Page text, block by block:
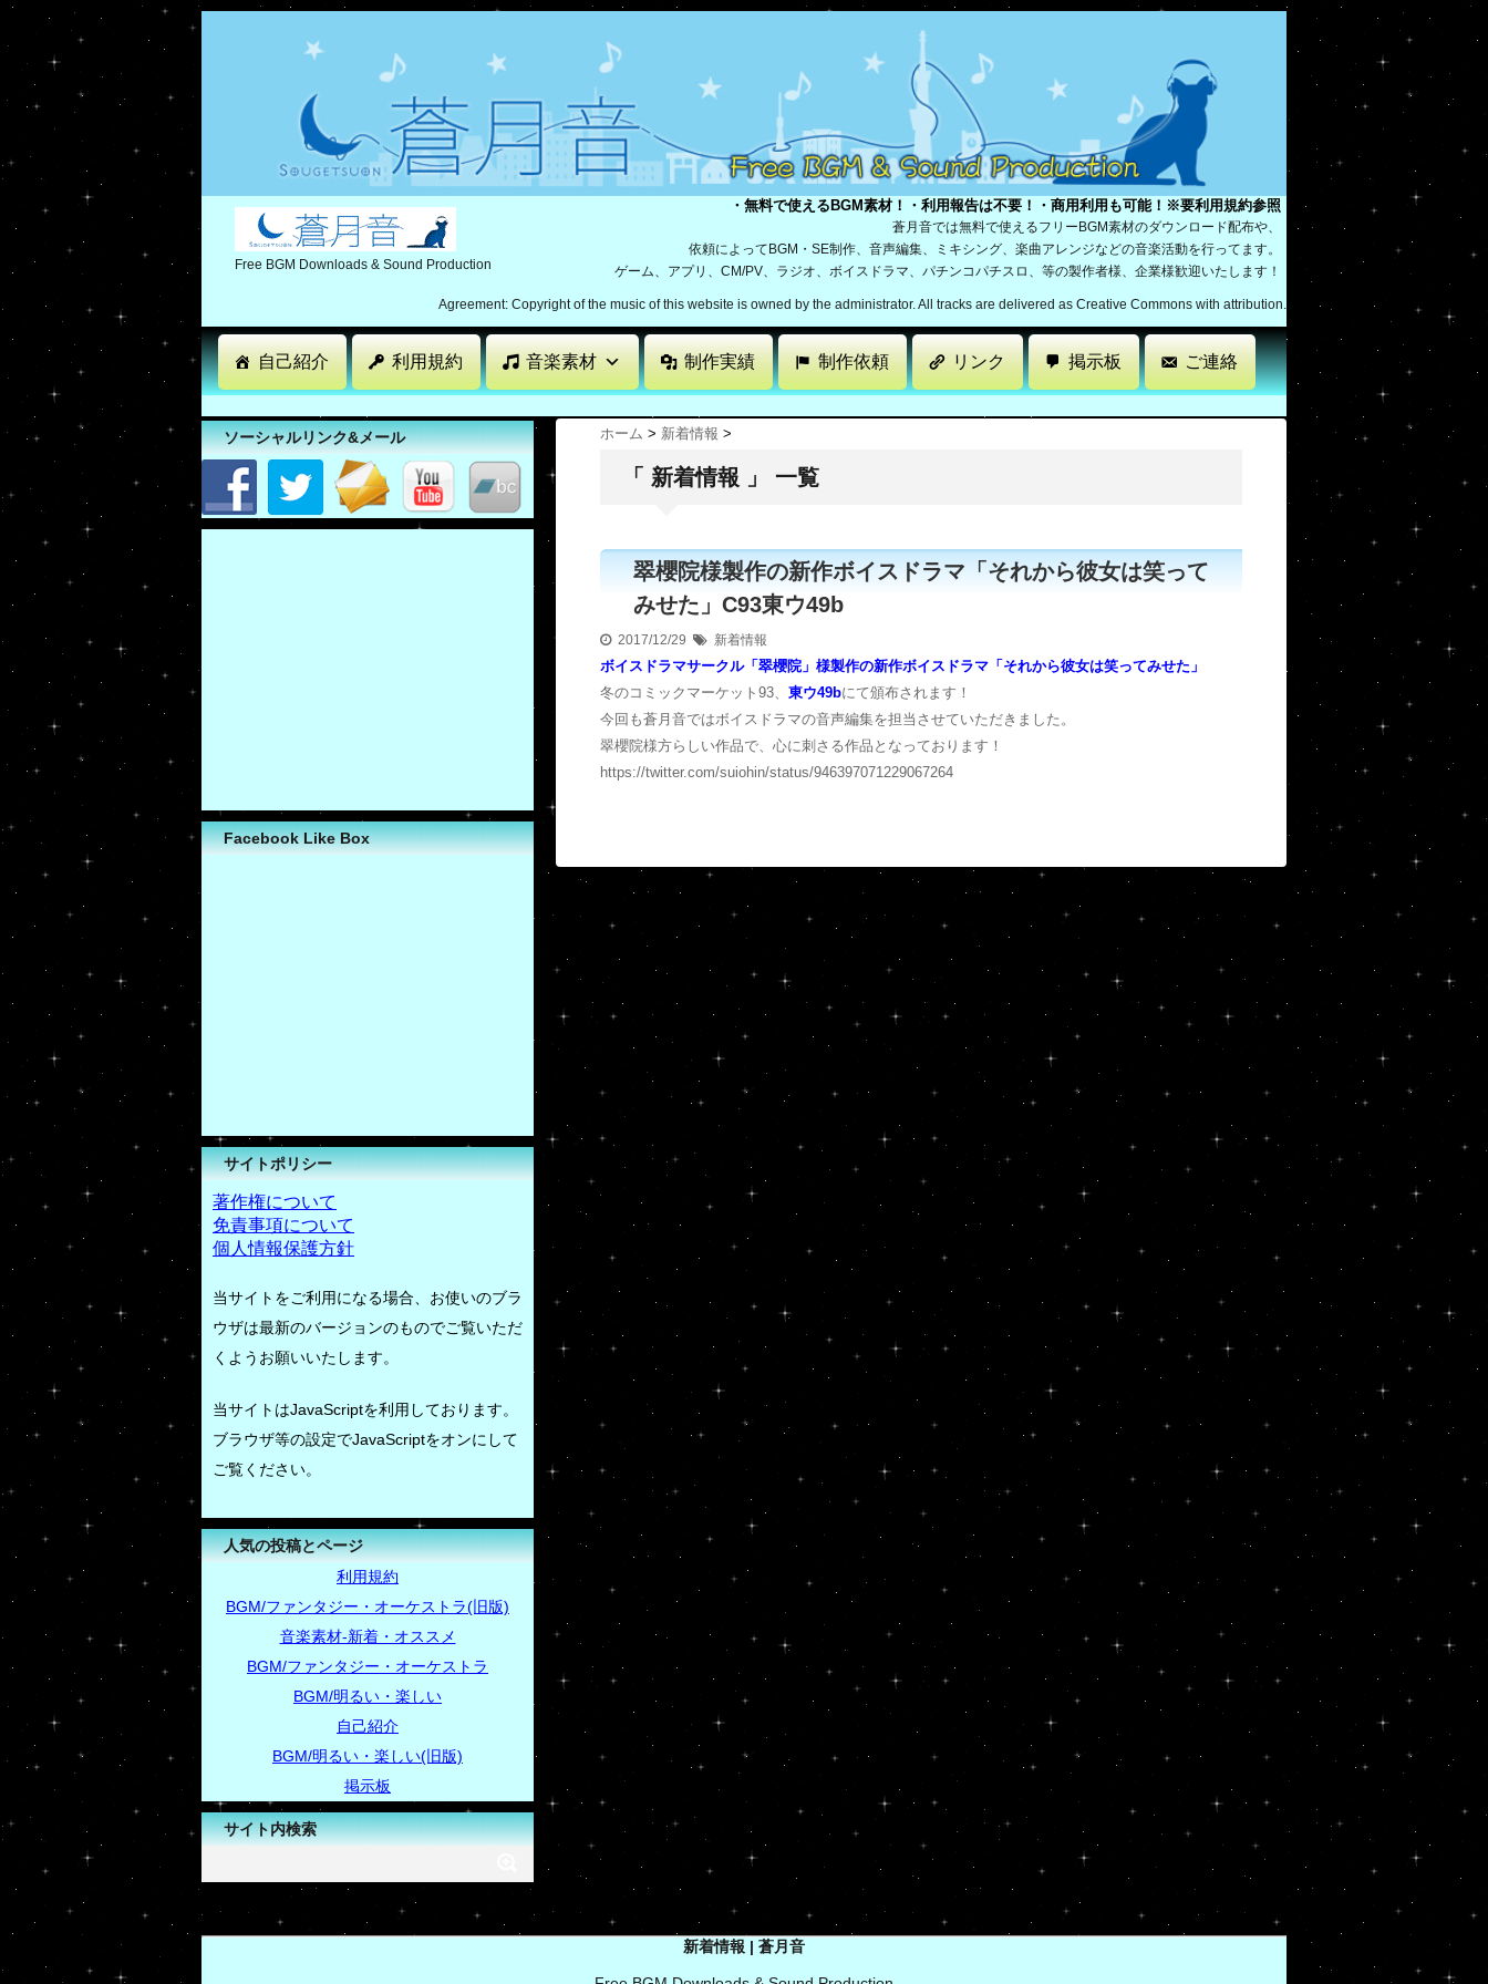
Free BGM Downloads & Sound Production
・無料で使えるBGM素材！・利用報告は不要！・商用利用も可能！※要利用規約参照
蒼月音では無料で使えるフリーBGM素材のダウンロード配布や、
依頼によってBGM・SE制作、音声編集、ミキシング、楽曲アレンジなどの音楽活動を行ってます。
ゲーム、アプリ、CM/PV、ラジオ、ボイスドラマ、パチンコパチスロ、等の製作者様、企業様歓迎いたします！
Agreement: Copyright of the music of this website is owned by the administrator. All tracks are delivered as Creative Commons with attribution.
自己紹介 利用規約 音楽素材 制作実績 制作依頼 リンク 掲示板 ご連絡
ホーム > 新着情報 >
「 新着情報 」 一覧
翠櫻院様製作の新作ボイスドラマ「それから彼女は笑って
みせた」C93東ウ49b
2017/12/29 新着情報
ボイスドラマサークル「翠櫻院」様製作の新作ボイスドラマ「それから彼女は笑ってみせた」
冬のコミックマーケット93、 東ウ49bにて頒布されます！
今回も蒼月音ではボイスドラマの音声編集を担当させていただきました。
翠櫻院様方らしい作品で、心に刺さる作品となっております！
https://twitter.com/suiohin/status/946397071229067264
ソーシャルリンク&メール
Facebook Like Box
サイトポリシー
著作権について
免責事項について
個人情報保護方針
当サイトをご利用になる場合、お使いのブラ
ウザは最新のバージョンのものでご覧いただ
くようお願いいたします。
当サイトはJavaScriptを利用しております。
ブラウザ等の設定でJavaScriptをオンにして
ご覧ください。
人気の投稿とページ
利用規約
BGM/ファンタジー・オーケストラ(旧版)
音楽素材-新着・オススメ
BGM/ファンタジー・オーケストラ
BGM/明るい・楽しい
自己紹介
BGM/明るい・楽しい(旧版)
掲示板
サイト内検索
新着情報 | 蒼月音